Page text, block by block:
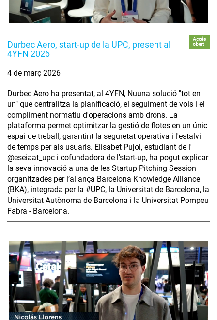
Durbec Aero, start-up de la UPC, present al
4YFN 2026
Accés
obert
4 de març 2026
Durbec Aero ha presentat, al 4YFN, Nuuna solució "tot en
un" que centralitza la planificació, el seguiment de vols i el
compliment normatiu d'operacions amb drons. La
plataforma permet optimitzar la gestió de flotes en un únic
espai de treball, garantint la seguretat operativa i l'estalvi
de temps per als usuaris. Elisabet Pujol, estudiant de l'
@eseiaat_upc i cofundadora de l'start-up, ha pogut explicar
la seva innovació a una de les Startup Pitching Session
organitzades per l’aliança Barcelona Knowledge Alliance
(BKA), integrada per la #UPC, la Universitat de Barcelona, la
Universitat Autònoma de Barcelona i la Universitat Pompeu
Fabra - Barcelona.